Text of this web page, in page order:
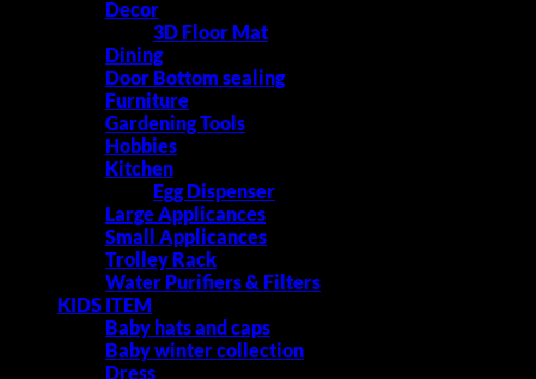
Decor
3D Floor Mat
Dining
Door Bottom sealing
Furniture
Gardening Tools
Hobbies
Kitchen
Egg Dispenser
Large Applicances
Small Applicances
Trolley Rack
Water Purifiers & Filters
KIDS ITEM
Baby hats and caps
Baby winter collection
Dress